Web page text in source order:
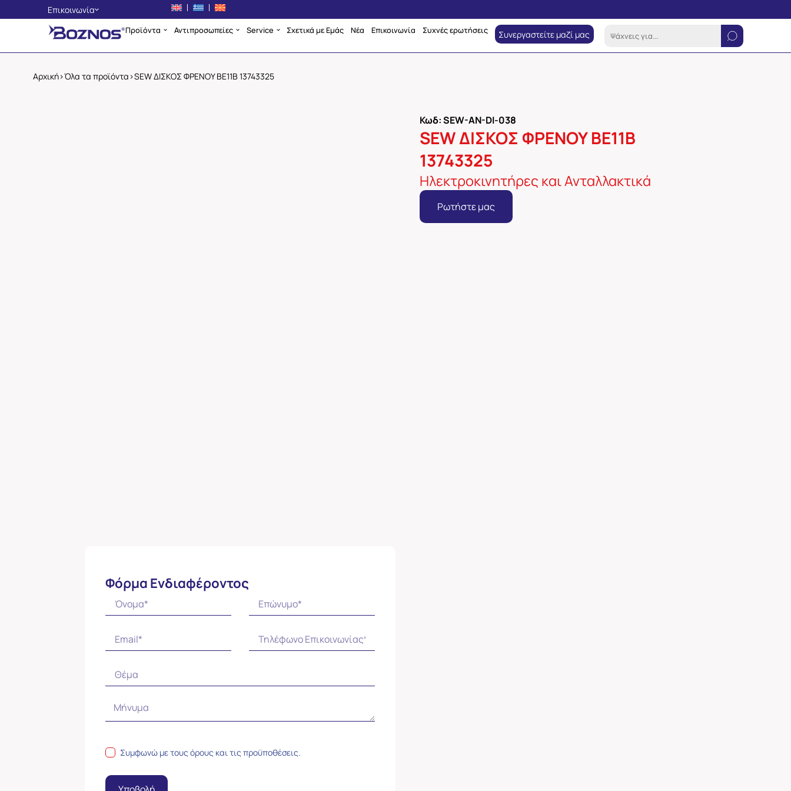
Επικοινωνία
Αθήνα
+30 2310 705400
Προϊόντα Αντιπροσωπείες Service Σχετικά με Εμάς Νέα Επικοινωνία Συχνές ερωτήσεις Συνεργαστείτε μαζί μας
Αρχική>Όλα τα προϊόντα >SEW ΔΙΣΚΟΣ ΦΡΕΝΟΥ BE11B 13743325
Φόρμα Ενδιαφέροντος
Συμφωνώ με τουςόρους και τις προϋποθέσεις.
Κωδ: SEW-AN-DI-038
SEW ΔΙΣΚΟΣ ΦΡΕΝΟΥ BE11B
13743325
Ηλεκτροκινητήρες και Ανταλλακτικά
Ρωτήστε μας